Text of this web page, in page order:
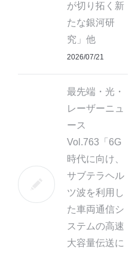
が切り拓く新
たな銀河研
究」他
2026/07/21
最先端・光・
レーザーニュ
ース
Vol.763「6G
時代に向け、
サブテラヘル
ツ波を利用し
た車両通信シ
ステムの高速
大容量伝送に